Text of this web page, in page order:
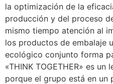
la optimización de la
producción y del proceso
mismo tiempo atención al
los productos de embalaje
ecológico conjunto forma
«THINK TOGETHER» es
porque el grupo está en